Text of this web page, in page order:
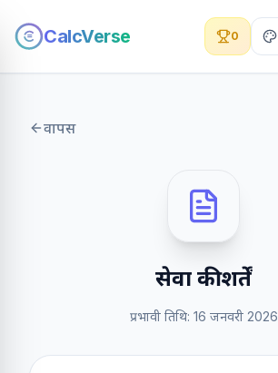
CalcVerse 0
वापस
सेवा की शर्तें
प्रभावी तिथि: 16 जनवरी 2026